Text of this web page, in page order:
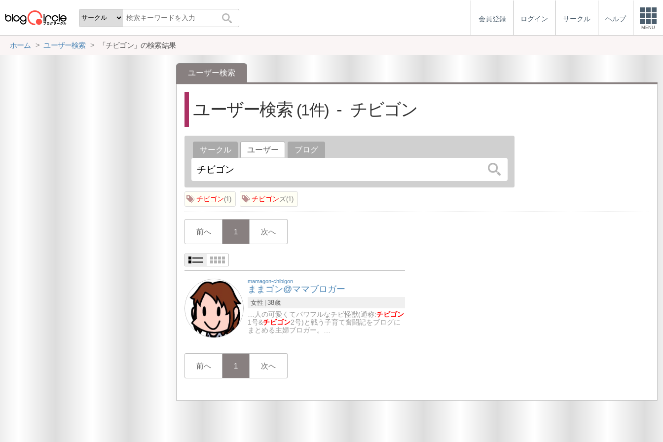
会員登録 ログイン サークル ヘルプ
MENU
ホーム ユーザー検索 「チビゴン」の検索結果
ユーザー検索
ユーザー検索 1 チビゴン
サークル ユーザー ブログ
チビゴン 1 チビゴンズ 1
前へ 1 次へ
mamagon-chibigon
ままゴン@ママブロガー
女性
38歳
…人の可愛くてパワフルなチビ怪獣(通称:チビゴン
1号&チビゴン2号)と戦う子育て奮闘記をブログに
まとめる主婦ブロガー。…
前へ 1 次へ